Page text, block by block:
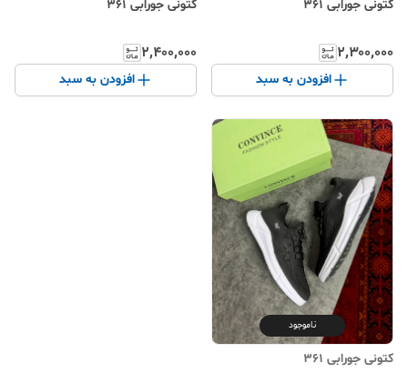
کتونی جورابی 361
۲٬۳۰۰٬۰۰۰
افزودن به سبد
کتونی جورابی 361
۲٬۴۰۰٬۰۰۰
افزودن به سبد
ناموجود
کتونی جورابی 361